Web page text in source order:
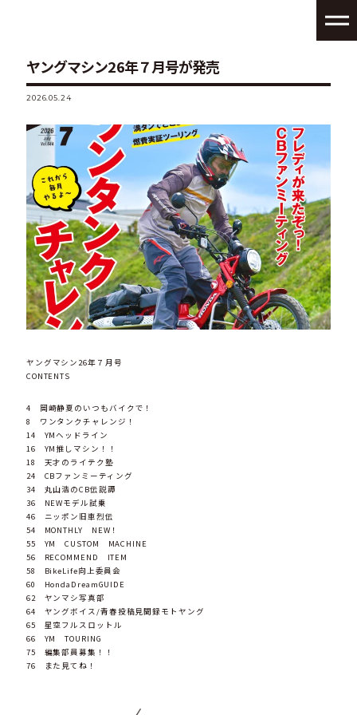
ヤングマシン26年７月号が発売
2026.05.24
ヤングマシン26年７月号
CONTENTS
4 岡崎静夏のいつもバイクで！
8 ワンタンクチャレンジ！
14 YMヘッドライン
16 YM推しマシン！！
18 天才のライテク塾
24 CBファンミーティング
34 丸山浩のCB伝説譚
36 NEWモデル試乗
46 ニッポン旧車烈伝
54 MONTHLY NEW！
55 YM CUSTOM MACHINE
56 RECOMMEND ITEM
58 BikeLife向上委員会
60 HondaDreamGUIDE
62 ヤンマシ写真部
64 ヤングボイス/青春投稿見聞録モトヤング
65 星空フルスロットル
66 YM TOURING
75 編集部員募集！！
76 また見てね！